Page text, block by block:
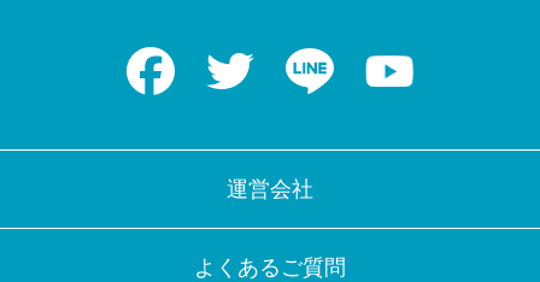
Facebook Twitter LINE
運営会社
よくあるご質問